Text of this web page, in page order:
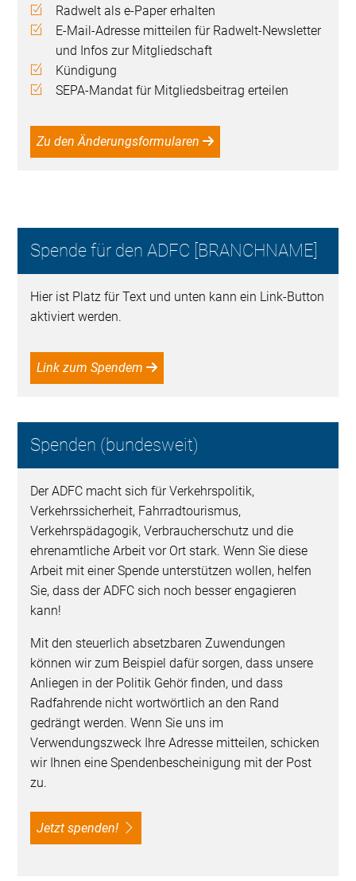
Radwelt als e-Paper erhalten
E-Mail-Adresse mitteilen für Radwelt-Newsletter
und Infos zur Mitgliedschaft
Kündigung
SEPA-Mandat für Mitgliedsbeitrag erteilen
Zu den Änderungsformularen
Spende für den ADFC [BRANCHNAME]
Hier ist Platz für Text und unten kann ein Link-Button
aktiviert werden.
Link zum Spendem
Spenden (bundesweit)
Der ADFC macht sich für Verkehrspolitik,
Verkehrssicherheit, Fahrradtourismus,
Verkehrspädagogik, Verbraucherschutz und die
ehrenamtliche Arbeit vor Ort stark. Wenn Sie diese
Arbeit mit einer Spende unterstützen wollen, helfen
Sie, dass der ADFC sich noch besser engagieren
kann!
Mit den steuerlich absetzbaren Zuwendungen
können wir zum Beispiel dafür sorgen, dass unsere
Anliegen in der Politik Gehör finden, und dass
Radfahrende nicht wortwörtlich an den Rand
gedrängt werden. Wenn Sie uns im
Verwendungszweck Ihre Adresse mitteilen, schicken
wir Ihnen eine Spendenbescheinigung mit der Post
zu.
Jetzt spenden!